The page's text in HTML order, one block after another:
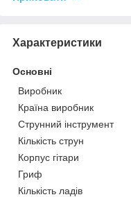
Характеристики
Основні
Виробник
Країна виробник
Струнний інструмент
Кількість струн
Корпус гітари
Гриф
Кількість ладів